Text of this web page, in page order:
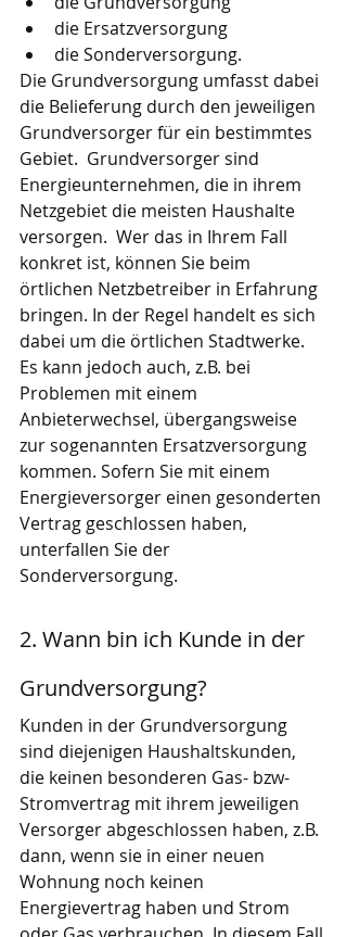
die Ersatzversorgung
die Sonderversorgung.
Die Grundversorgung umfasst dabei
die Belieferung durch den jeweiligen
Grundversorger für ein bestimmtes
Gebiet.  Grundversorger sind
Energieunternehmen, die in ihrem
Netzgebiet die meisten Haushalte
versorgen.  Wer das in Ihrem Fall
konkret ist, können Sie beim
örtlichen Netzbetreiber in Erfahrung
bringen. In der Regel handelt es sich
dabei um die örtlichen Stadtwerke.
Es kann jedoch auch, z.B. bei
Problemen mit einem
Anbieterwechsel, übergangsweise
zur sogenannten Ersatzversorgung
kommen. Sofern Sie mit einem
Energieversorger einen gesonderten
Vertrag geschlossen haben,
unterfallen Sie der
Sonderversorgung.
2. Wann bin ich Kunde in der
Grundversorgung?
Kunden in der Grundversorgung
sind diejenigen Haushaltskunden,
die keinen besonderen Gas- bzw-
Stromvertrag mit ihrem jeweiligen
Versorger abgeschlossen haben, z.B.
dann, wenn sie in einer neuen
Wohnung noch keinen
Energievertrag haben und Strom